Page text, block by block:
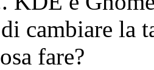
cambiare la
fare?